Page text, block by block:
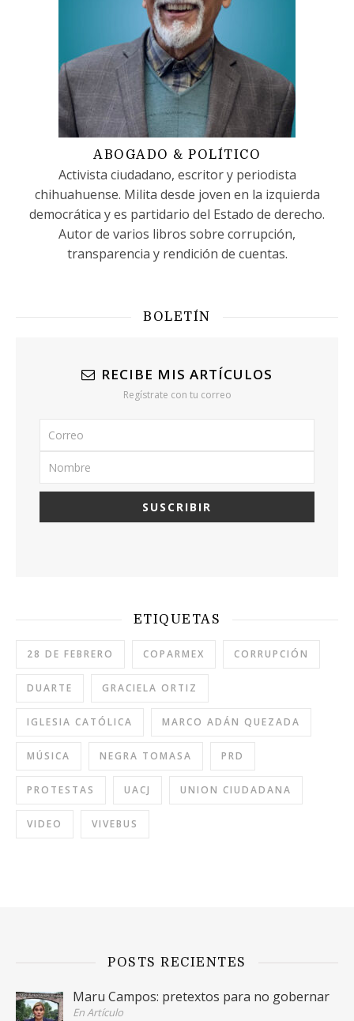
ABOGADO & POLÍTICO
Activista ciudadano, escritor y periodista
chihuahuense. Milita desde joven en la izquierda
democrática y es partidario del Estado de derecho.
Autor de varios libros sobre corrupción,
transparencia y rendición de cuentas.
BOLETÍN
RECIBE MIS ARTÍCULOS
Regístrate con tu correo
ETIQUETAS
28 DE FEBRERO COPARMEX CORRUPCIÓN
DUARTE GRACIELA ORTIZ
IGLESIA CATÓLICA MARCO ADÁN QUEZADA
MÚSICA NEGRA TOMASA PRD
PROTESTAS UACJ UNION CIUDADANA
VIDEO VIVEBUS
POSTS RECIENTES
Maru Campos: pretextos para no gobernar
En Artículo